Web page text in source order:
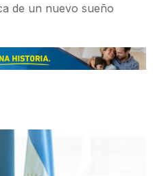
de un nuevo sueño